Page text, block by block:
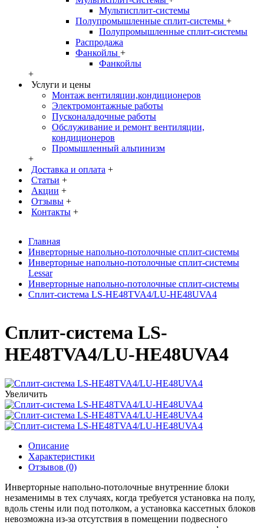
Мультисплит-системы
Полупромышленные сплит-системы +
Полупромышленные сплит-системы
Распродажа
Фанкойлы +
Фанкойлы
+
Услуги и цены
Монтаж вентиляции,кондиционеров
Электромонтажные работы
Пусконаладочные работы
Обслуживание и ремонт вентиляции,
кондиционеров
Промышленный альпинизм
+
Доставка и оплата +
Статьи +
Акции +
Отзывы +
Контакты +
Главная
Инверторные напольно-потолочные сплит-системы
Инверторные напольно-потолочные сплит-системы
Lessar
Инверторные напольно-потолочные сплит-системы
Сплит-система LS-HE48TVA4/LU-HE48UVA4
Сплит-система LS-
HE48TVA4/LU-HE48UVA4
Увеличить
Описание
Характеристики
Отзывов (0)
Инверторные напольно-потолочные внутренние блоки
незаменимы в тех случаях, когда требуется установка на полу,
вдоль стены или под потолком, а установка кассетных блоков
невозможна из-за отсутствия в помещении подвесного